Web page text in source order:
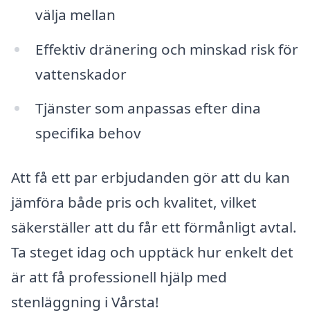
välja mellan
Effektiv dränering och minskad risk för
vattenskador
Tjänster som anpassas efter dina
specifika behov
Att få ett par erbjudanden gör att du kan
jämföra både pris och kvalitet, vilket
säkerställer att du får ett förmånligt avtal.
Ta steget idag och upptäck hur enkelt det
är att få professionell hjälp med
stenläggning i Vårsta!